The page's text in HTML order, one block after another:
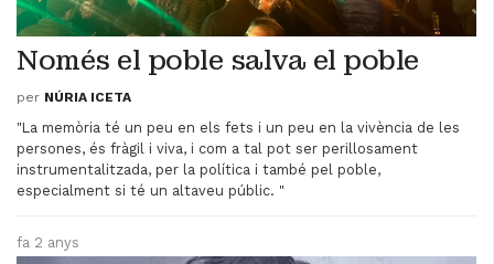
Només el poble salva el poble
per NÚRIA ICETA
"La memòria té un peu en els fets i un peu en la vivència de les
persones, és fràgil i viva, i com a tal pot ser perillosament
instrumentalitzada, per la política i també pel poble,
especialment si té un altaveu públic. "
fa 2 anys